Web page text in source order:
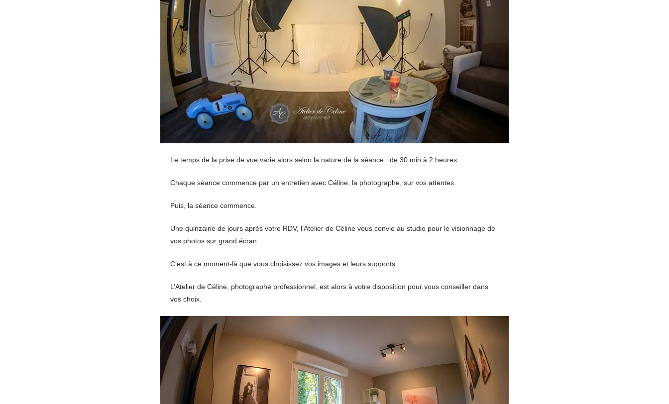
Le temps de la prise de vue varie alors selon la nature de la séance : de 30 min à 2 heures.
Chaque séance commence par un entretien avec Céline, la photographe, sur vos attentes.
Puis, la séance commence.
Une quinzaine de jours après votre RDV, l’Atelier de Céline vous convie au studio pour le visionnage de
vos photos sur grand écran.
C’est à ce moment-là que vous choisissez vos images et leurs supports.
L’Atelier de Céline, photographe professionnel, est alors à votre disposition pour vous conseiller dans
vos choix.